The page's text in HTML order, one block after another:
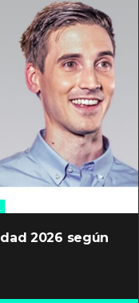
2026 según